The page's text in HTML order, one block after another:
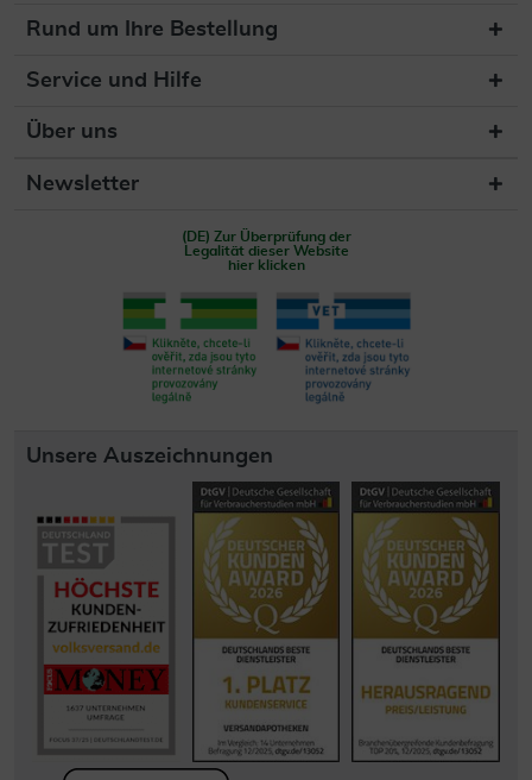
Rund um Ihre Bestellung
Service und Hilfe
Über uns
Newsletter
(DE) Zur Überprüfung der
Legalität dieser Website
hier klicken
Unsere Auszeichnungen